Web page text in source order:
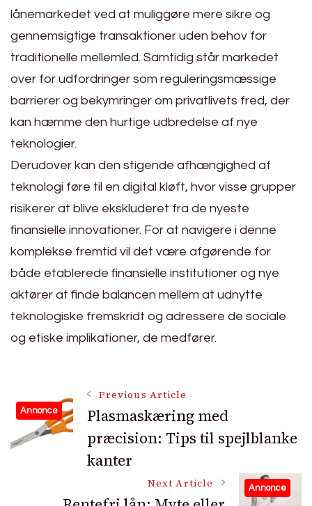
lånemarkedet ved at muliggøre mere sikre og
gennemsigtige transaktioner uden behov for
traditionelle mellemled. Samtidig står markedet
over for udfordringer som reguleringsmæssige
barrierer og bekymringer om privatlivets fred, der
kan hæmme den hurtige udbredelse af nye
teknologier.
Derudover kan den stigende afhængighed af
teknologi føre til en digital kløft, hvor visse grupper
risikerer at blive ekskluderet fra de nyeste
finansielle innovationer. For at navigere i denne
komplekse fremtid vil det være afgørende for
både etablerede finansielle institutioner og nye
aktører at finde balancen mellem at udnytte
teknologiske fremskridt og adressere de sociale
og etiske implikationer, de medfører.
Post
Navigation
Annonce
Previous Article
Plasmaskæring med
præcision: Tips til spejlblanke
kanter
Annonce
Next Article